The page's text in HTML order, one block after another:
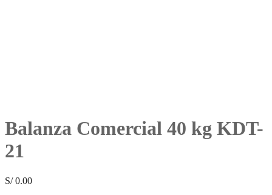
Balanza Comercial 40 kg KDT-
21
S/0.00